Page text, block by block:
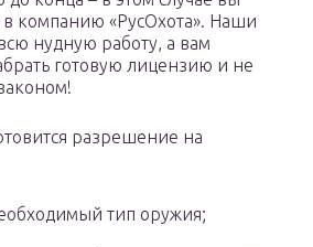
в компанию «РусОхота». Наши
нудную работу, а вам
готовую лицензию и не
разрешение на
тип оружия;